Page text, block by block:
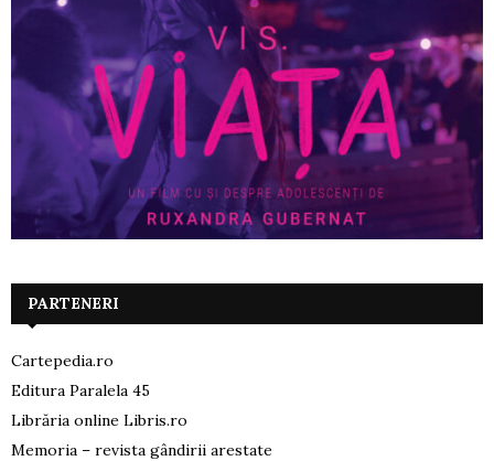
PARTENERI
Cartepedia.ro
Editura Paralela 45
Librăria online Libris.ro
Memoria – revista gândirii arestate